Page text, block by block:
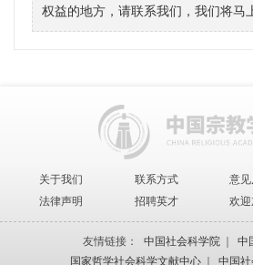
权益的地方，请联系我们，我们将马
关于我们 联系方式 意
法律声明
招聘英才 欢
友情链接： 中国社会科学院 中
国家哲学社会科学文献中心
中国